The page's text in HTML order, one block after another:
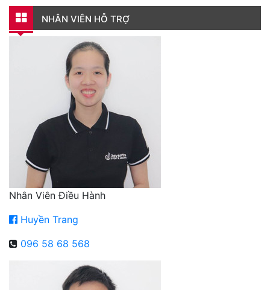
NHÂN VIÊN HỖ TRỢ
Nhân Viên Điều Hành
Huyền Trang
096 58 68 568